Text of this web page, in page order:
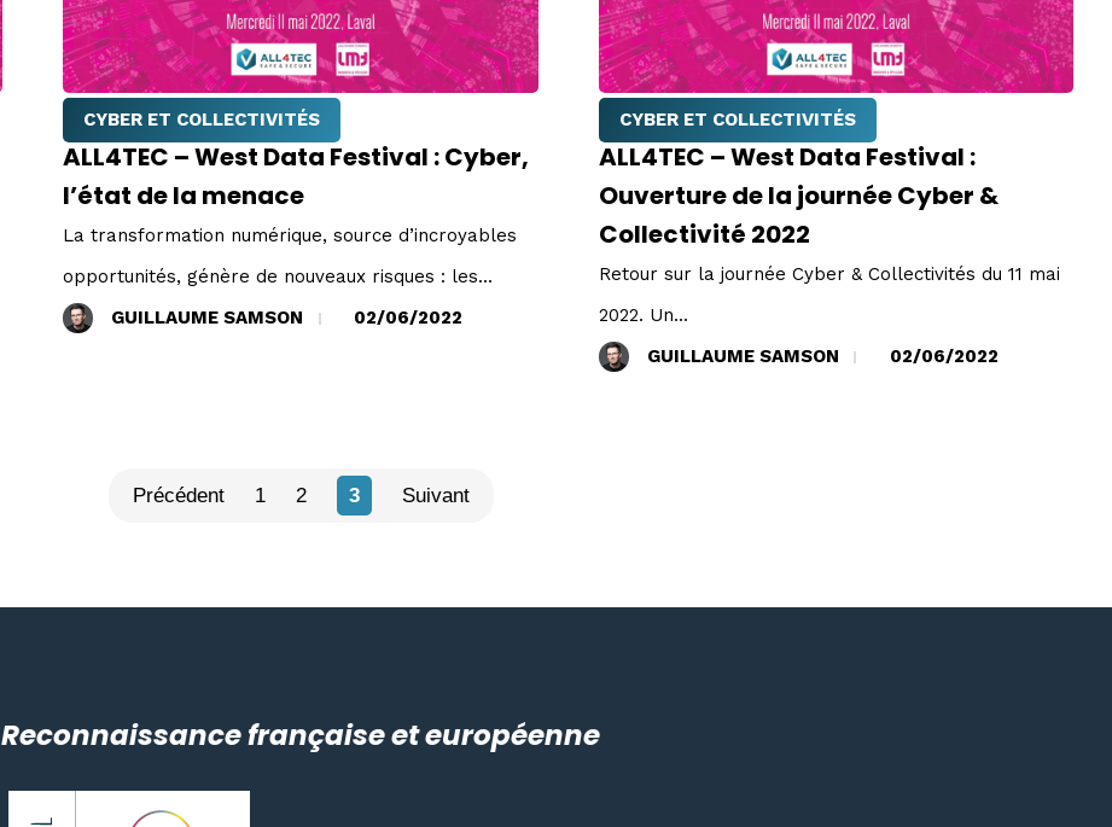
CYBER ET COLLECTIVITÉS
ALL4TEC – West Data Festival : Cyber,
l’état de la menace
La transformation numérique, source d’incroyables
opportunités, génère de nouveaux risques : les...
GUILLAUME SAMSON
02/06/2022
CYBER ET COLLECTIVITÉS
ALL4TEC – West Data Festival :
Ouverture de la journée Cyber &
Collectivité 2022
Retour sur la journée Cyber & Collectivités du 11 mai
2022. Un...
GUILLAUME SAMSON
02/06/2022
Précédent 1 2 3 Suivant
Reconnaissance française et européenne